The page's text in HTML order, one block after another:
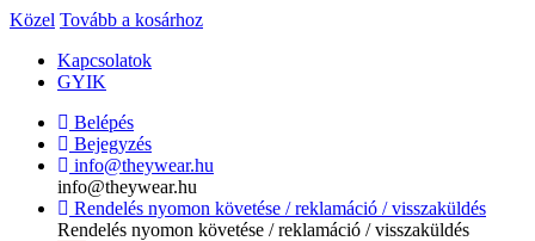
Közel Tovább a kosárhoz
Kapcsolatok
GYIK
Belépés
Bejegyzés
info@theywear.hu
info@theywear.hu
Rendelés nyomon követése / reklamáció / visszaküldés
Rendelés nyomon követése / reklamáció / visszaküldés